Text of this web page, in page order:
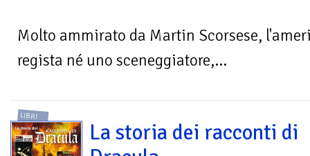
Molto ammirato da Martin Scorsese,
regista né uno sceneggiatore,...
LIBRI
La storia dei racconti di